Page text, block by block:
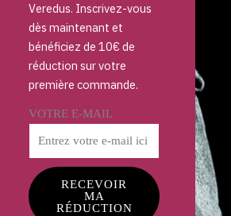
Veredus. Inscrivez-vous
dès maintenant et
bénéficiez de 10€ de
réduction sur votre
première commande.
VOTRE E-MAIL
RECEVOIR
MA
RÉDUCTION